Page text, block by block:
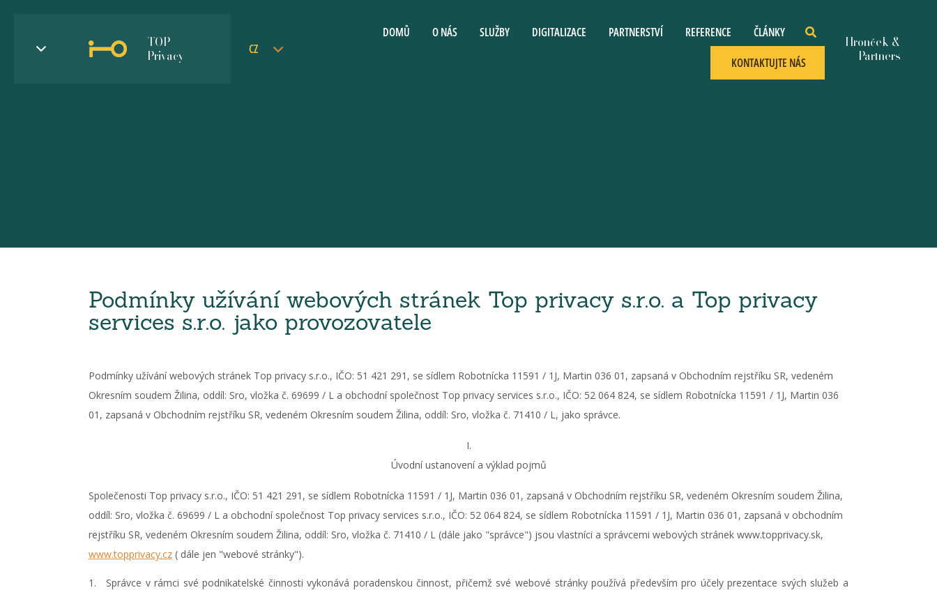
TOP
Privacy
CZ
DOMŮ O NÁS SLUŽBY DIGITALIZACE PARTNERSTVÍ REFERENCE
ČLÁNKY
KONTAKTUJTE NÁS
Podmínky užívání webových stránek Top privacy s.r.o. a Top privacy
services s.r.o. jako provozovatele
Podmínky užívání webových stránek Top privacy s.r.o., IČO: 51 421 291, se sídlem Robotnícka 11591 / 1J, Martin 036 01, zapsaná v Obchodním rejstříku SR, vedeném
Okresním soudem Žilina, oddíl: Sro, vložka č. 69699 / L a obchodní společnost Top privacy services s.r.o., IČO: 52 064 824, se sídlem Robotnícka 11591 / 1J, Martin 036
01, zapsaná v Obchodním rejstříku SR, vedeném Okresním soudem Žilina, oddíl: Sro, vložka č. 71410 / L, jako správce.
​​I.
Úvodní ustanovení a výklad pojmů
Společenosti Top privacy s.r.o., IČO: 51 421 291, se sídlem Robotnícka 11591 / 1J, Martin 036 01, zapsaná v Obchodním rejstříku SR, vedeném Okresním soudem Žilina,
oddíl: Sro, vložka č. 69699 / L a obchodní společnost Top privacy services s.r.o., IČO: 52 064 824, se sídlem Robotnícka 11591 / 1J, Martin 036 01, zapsaná v obchodním
rejstříku SR, vedeném Okresním soudem Žilina, oddíl: Sro, vložka č. 71410 / L (dále jako "správce") jsou vlastníci a správcemi webových stránek www.topprivacy.sk,
www.topprivacy.cz ( dále jen "webové stránky").
Správce v rámci své podnikatelské činnosti vykonává poradenskou činnost, přičemž své webové stránky používá především pro účely prezentace svých služeb a